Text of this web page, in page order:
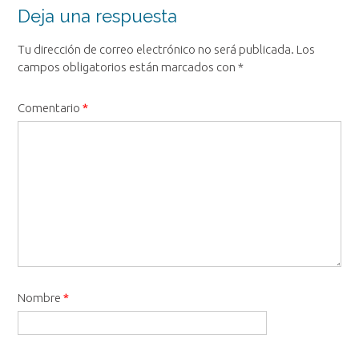
entrada
Deja una respuesta
Tu dirección de correo electrónico no será publicada. Los
campos obligatorios están marcados con *
Comentario *
Nombre *